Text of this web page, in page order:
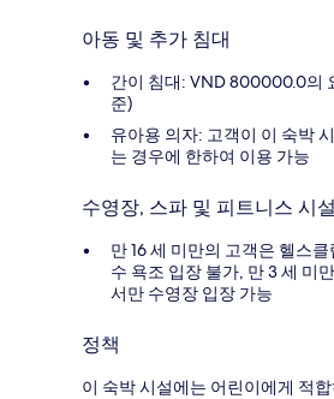
아동 및 추가 침대
간이 침대: VND 800000.0의
준)
유아용 의자: 고객이 이 숙박
는 경우에 한하여 이용 가능
수영장, 스파 및 피트니스 시
만 16 세 미만의 고객은 헬스
수 욕조 입장 불가, 만 3 세 미
서만 수영장 입장 가능
정책
이 숙박 시설에는 어린이에게 적